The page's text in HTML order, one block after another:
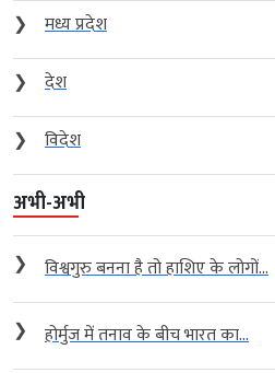
❯
मध्य प्रदेश
❯
देश
❯
विदेश
अभी-अभी
❯ विश्वगुरु बनना है तो हाशिए के लोगों...
❯ होर्मुज में तनाव के बीच भारत का...